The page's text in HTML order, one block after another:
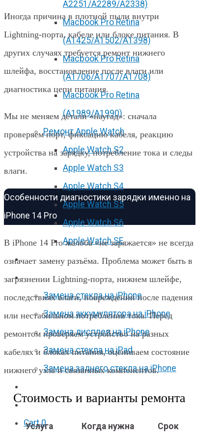
А2251/A2289/A2338)
Macbook Pro Retina
(А1425/A1502/A1398)
Macbook Pro Retina
(А1706/A1707/A1708)
Macbook Pro Retina
(А1989/A1990)
Ремонт Apple Watch
Apple Watch S2
Apple Watch S3
Apple Watch S4
Apple Watch S5
Apple Watch S6
Apple Watch SE
Отзывы
Акции
Замена стекла на iPhone
Замена аккумулятора на iPhone
Замена дисплея на iPhone
Замена стекла на iPad
Замена заднего стекла на iPhone
F.A.Q
Cart 0
Иногда причина в плотной пыли внутри
Lightning-порта, кабеле или блоке питания. В
других случаях требуется ремонт нижнего
шлейфа, восстановление после влаги или
диагностика цепи питания.
Мы не меняем детали «наугад»: сначала
проверяем порт, фиксацию кабеля, реакцию
устройства на зарядку, потребление тока и следы
влаги.
Особенности диагностики зарядки именно на
iPhone 14 Pro
В iPhone 14 Pro жалоба «не заряжается» не всегда
означает замену разъёма. Проблема может быть в
загрязнении Lightning-порта, нижнем шлейфе,
последствиях влаги, повреждении после падения
или нестабильном потреблении тока. Перед
ремонтом проверяем устройство на разных
кабелях и блоках питания, оцениваем состояние
нижнего узла и связанных компонентов.
Стоимость и варианты ремонта
Услуга Когда нужна Срок